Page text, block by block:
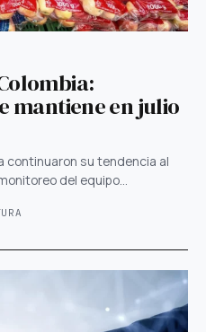
mantiene en julio
continuaron su tendencia al
del equipo…